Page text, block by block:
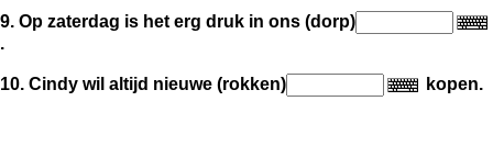
9. Op zaterdag is het erg druk in ons (dorp)
.
10. Cindy wil altijd nieuwe (rokken) kopen.